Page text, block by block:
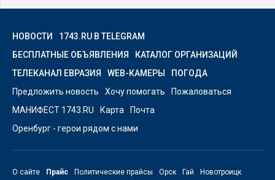
НОВОСТИ
1743.RU В TELEGRAM
БЕСПЛАТНЫЕ ОБЪЯВЛЕНИЯ
КАТАЛОГ ОРГАНИЗАЦИЙ
ТЕЛЕКАНАЛ ЕВРАЗИЯ
WEB-КАМЕРЫ
ПОГОДА
Предложить новость
Хочу помогать
Пожаловаться
МАНИФЕСТ 1743.RU
Карта
Почта
Оренбург - герои рядом с нами
О сайте Прайс Политические прайсы Орск Гай Новотроицк